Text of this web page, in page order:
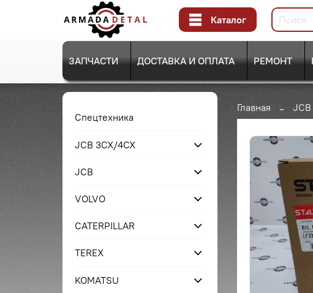
Каталог
ЗАПЧАСТИ ДОСТАВКА И ОПЛАТА РЕМОНТ
Главная
Спецтехника
JCB 3CX/4CX
JCB
VOLVO
CATERPILLAR
TEREX
KOMATSU